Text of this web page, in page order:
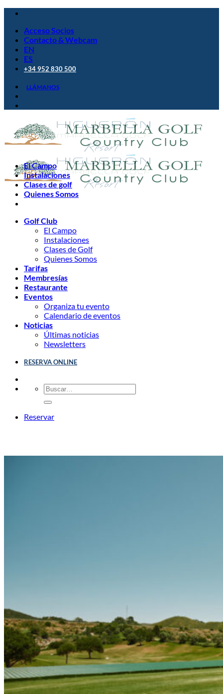
Saltar
contenidoAcceso Socios
Contacto & Webcam
EN
ES
+34 952 830 500
LLÁMANOS
Golf Club
El Campo
Instalaciones
Clases de Golf
Quienes Somos
Tarifas
Membresías
Restaurante
Eventos
Organiza tu evento
Calendario de eventos
Noticias
Últimas noticias
Newsletters
RESERVA ONLINE
Reservar
El Campo
Instalaciones
Clases de golf
Quienes Somos